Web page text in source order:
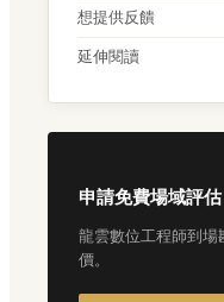
想提供反饋
延伸閱讀
申請免費場域評估
龍雲數位工程師到場
價。